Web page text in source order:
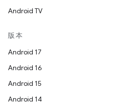
Android TV
版本
Android 17
Android 16
Android 15
Android 14